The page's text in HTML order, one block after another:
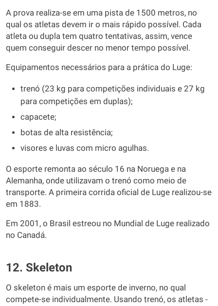
A prova realiza-se em uma pista de 1500 metros, no
qual os atletas devem ir o mais rápido possível. Cada
atleta ou dupla tem quatro tentativas, assim, vence
quem conseguir descer no menor tempo possível.
Equipamentos necessários para a prática do Luge:
trenó (23 kg para competições individuais e 27 kg
para competições em duplas);
capacete;
botas de alta resistência;
visores e luvas com micro agulhas.
O esporte remonta ao século 16 na Noruega e na
Alemanha, onde utilizavam o trenó como meio de
transporte. A primeira corrida oficial de Luge realizou-se
em 1883.
Em 2001, o Brasil estreou no Mundial de Luge realizado
no Canadá.
12. Skeleton
O skeleton é mais um esporte de inverno, no qual
compete-se individualmente. Usando trenó, os atletas -